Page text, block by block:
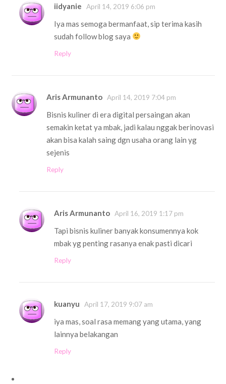
iidyanie April 14, 2019 6:06 pm
Iya mas semoga bermanfaat, sip terima kasih
sudah follow blog saya
Reply
Aris Armunanto April 14, 2019 7:04 pm
Bisnis kuliner di era digital persaingan akan
semakin ketat ya mbak, jadi kalau nggak berinovasi
akan bisa kalah saing dgn usaha orang lain yg
sejenis
Reply
Aris Armunanto April 16, 2019 1:17 pm
Tapi bisnis kuliner banyak konsumennya kok
mbak yg penting rasanya enak pasti dicari
Reply
kuanyu April 17, 2019 9:07 am
iya mas, soal rasa memang yang utama, yang
lainnya belakangan
Reply